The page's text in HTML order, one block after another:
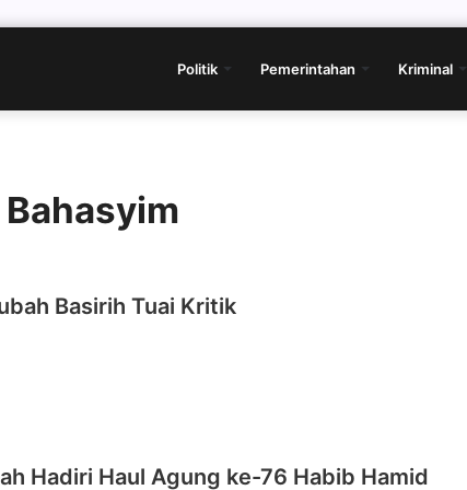
Politik Pemerintahan Kriminal
Basirih Tuai Kritik
Hadiri Haul Agung ke-76 Habib Hamid